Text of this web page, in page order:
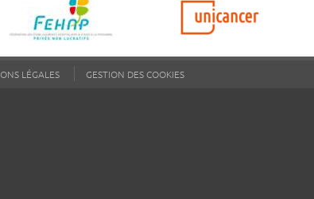
LÉGALES GESTION DES COOKIES